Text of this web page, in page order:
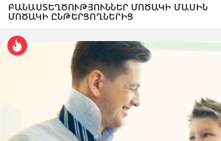
ԲԱՆԱՍՏԵՂԾՈՒԹՅՈՒՆՆԵՐ ՄՈԾԱԿԻ ՄԱՍԻՆ
ՄՈԾԱԿԻ ԸՆԹԵՐՑՈՂՆԵՐԻՑ